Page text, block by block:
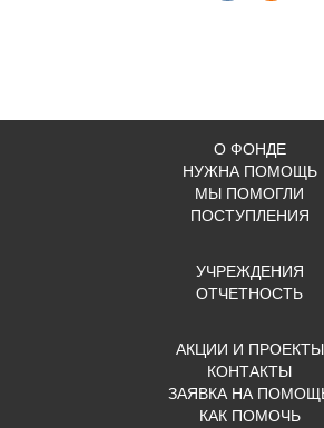
О ФОНДЕ
НУЖНА ПОМОЩЬ
МЫ ПОМОГЛИ
ПОСТУПЛЕНИЯ
УЧРЕЖДЕНИЯ
ОТЧЕТНОСТЬ
АКЦИИ И ПРОЕКТЫ
КОНТАКТЫ
ЗАЯВКА НА
КАК ПОМОЧЬ